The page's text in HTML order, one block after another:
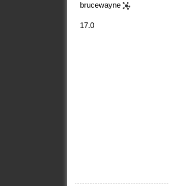
brucewayne
17.0